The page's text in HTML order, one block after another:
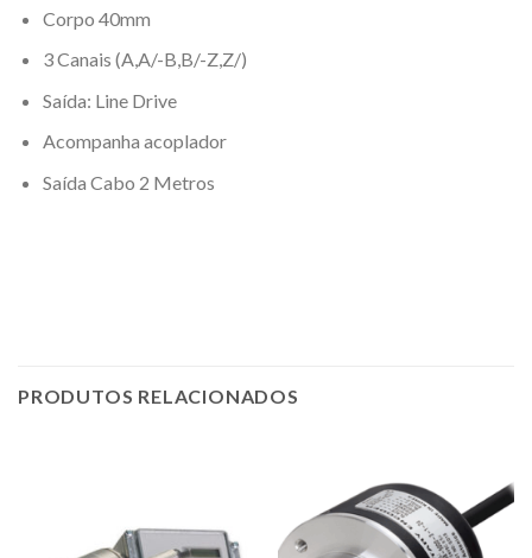
Corpo 40mm
3 Canais (A,A/-B,B/-Z,Z/)
Saída: Line Drive
Acompanha acoplador
Saída Cabo 2 Metros
PRODUTOS RELACIONADOS